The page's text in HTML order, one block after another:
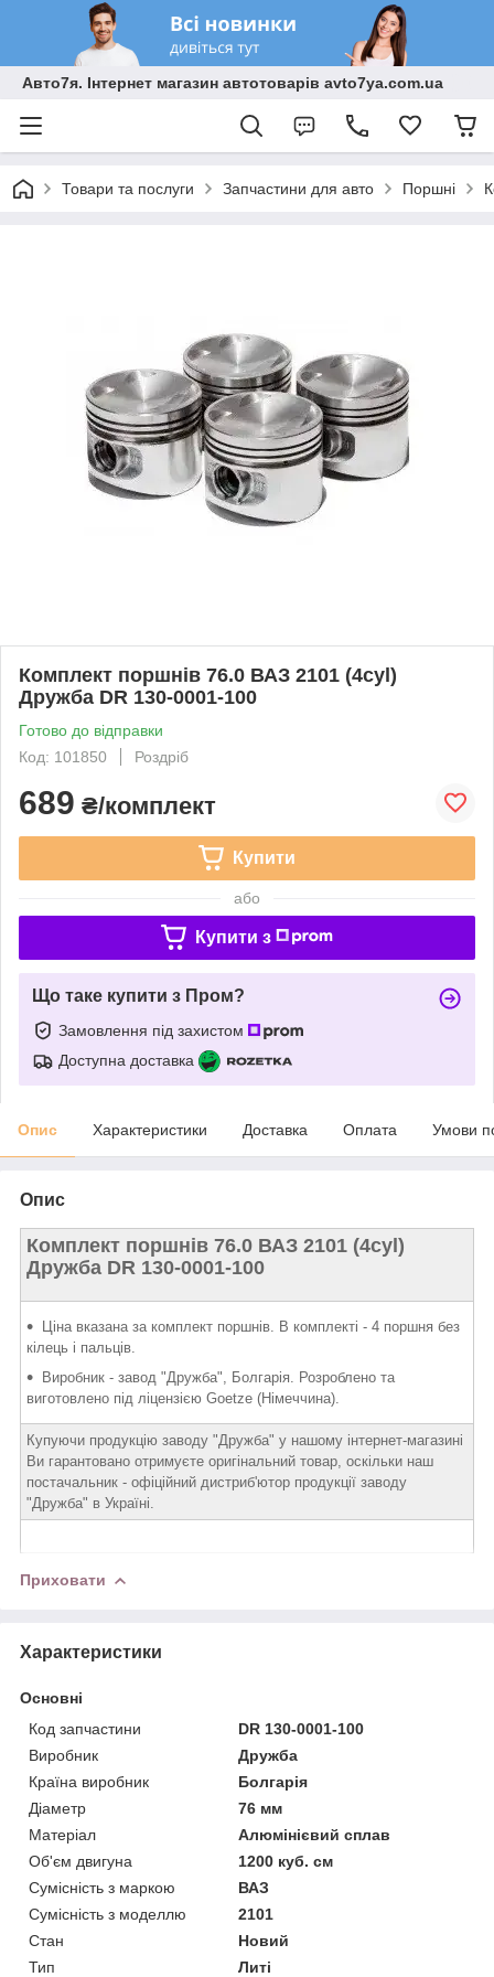
Авто7я. Інтернет магазин автотоварів avto7ya.com.ua
Товари та послуги Запчастини для авто Поршні
Комплект поршнів 76.0 ВАЗ 2101 (4cyl)
Дружба DR 130-0001-100
Готово до відправки
Код: 101850
Роздріб
689 ₴/комплект
Купити
або
Купити з
Що таке купити з Пром?
Замовлення під захистом
Доступна доставка
Опис Характеристики Доставка Оплата Умови
Опис
Комплект поршнів 76.0 ВАЗ 2101 (4cyl)
Дружба DR 130-0001-100
Ціна вказана за комплект поршнів. В комплекті - 4 поршня без
кілець і пальців.
Виробник - завод "Дружба", Болгарія. Розроблено та
виготовлено під ліцензією Goetze (Німеччина).
Купуючи продукцію заводу "Дружба" у нашому інтернет-магазині
Ви гарантовано отримуєте оригінальний товар, оскільки наш
постачальник - офіційний дистриб'ютор продукції заводу
"Дружба" в Україні.
Приховати
Характеристики
Основні
Код запчастини
DR 130-0001-100
Виробник
Дружба
Країна виробник
Болгарія
Діаметр
76 мм
Матеріал
Алюмінієвий сплав
Об'єм двигуна
1200 куб. см
Сумісність з маркою
ВАЗ
Сумісність з моделлю
2101
Стан
Новий
Тип
Литі